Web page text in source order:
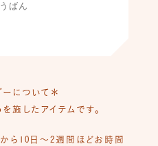
ばん
ーについて＊
施したアイテムです。
から10日〜2週間ほどお時間